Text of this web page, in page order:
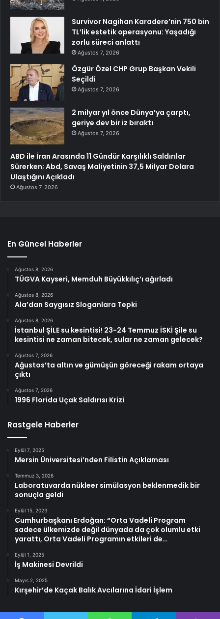
Survivor Nagihan Karadere’nin 750 bin
TL’lik estetik operasyonu: Yaşadığı
zorlu süreci anlattı
Ağustos 7, 2026
Özgür Özel CHP Grup Başkan Vekili
Seçildi
Ağustos 7, 2026
2 milyar yıl önce Dünya’ya çarptı,
geriye dev bir iz bıraktı
Ağustos 7, 2026
ABD ile İran Arasında 11 Gündür Karşılıklı Saldırılar
Sürerken; Abd, Savaş Maliyetinin 37,5 Milyar Dolara
Ulaştığını Açıkladı
Ağustos 7, 2026
En Güncel Haberler
Ağustos 8, 2026
TÜGVA Kayseri, Memduh Büyükkılıç’ı ağırladı
Ağustos 8, 2026
Ala’dan Saygısız Sloganlara Tepki
Ağustos 8, 2026
İstanbul ŞİLE su kesintisi! 23-24 Temmuz İSKİ Şile su
kesintisi ne zaman bitecek, sular ne zaman gelecek?
Ağustos 7, 2026
Ağustos’ta altın ve gümüşün göreceği rakam ortaya
çıktı
Ağustos 7, 2026
1996 Florida Uçak Saldırısı Krizi
Rastgele Haberler
Eylül 7, 2025
Mersin Üniversitesi’nden Filistin Açıklaması
Temmuz 3, 2026
Laboratuvarda nükleer simülasyon beklenmedik bir
sonuçla geldi
Eylül 15, 2023
Cumhurbaşkanı Erdoğan: “Orta Vadeli Program
sadece ülkemizde değil dünyada da çok olumlu etki
yarattı, Orta Vadeli Programın etkileri de…
Eylül 1, 2025
İş Makinesi Devrildi
Mayıs 2, 2025
Kırşehir’de Kaçak Balık Avcılarına İdari İşlem